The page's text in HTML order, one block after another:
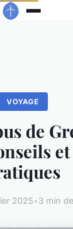
VOYAGE
de
2025•3 min